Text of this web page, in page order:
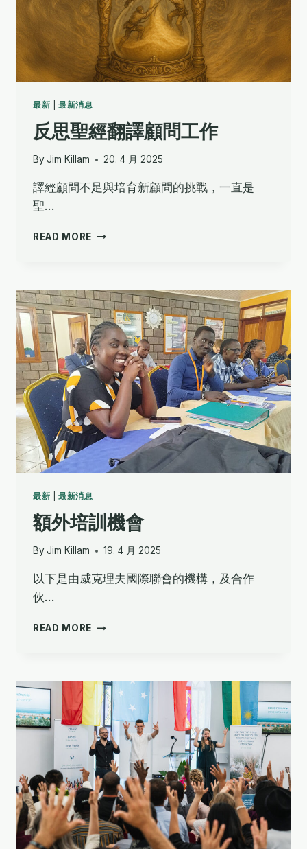
最新 最新消息
反思聖經翻譯顧問工作
By Jim Killam 20. 4 月 2025
譯經顧問不足與培育新顧問的挑戰，一直是
聖…
READ MORE 反
翻
譯
顧
問
工
作
最新 最新消息
額外培訓機會
By Jim Killam 19. 4 月 2025
以下是由威克理夫國際聯會的機構，及合作
伙…
READ MORE 額
機
會